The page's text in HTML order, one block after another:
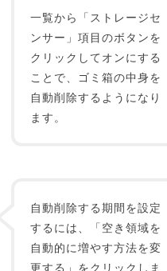
一覧から「ストレージセ
ンサー」項目のボタンを
クリックしてオンにする
ことで、ゴミ箱の中身を
自動削除するようになり
ます。
自動削除する期間を設定
するには、「空き領域を
自動的に増やす方法を変
更する」をクリックしま